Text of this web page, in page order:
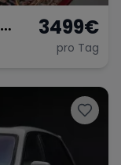
3499€
pro Tag